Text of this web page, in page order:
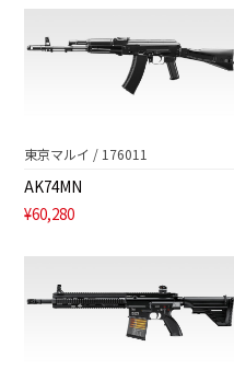
東京マルイ / 176011
AK74MN
¥60,280